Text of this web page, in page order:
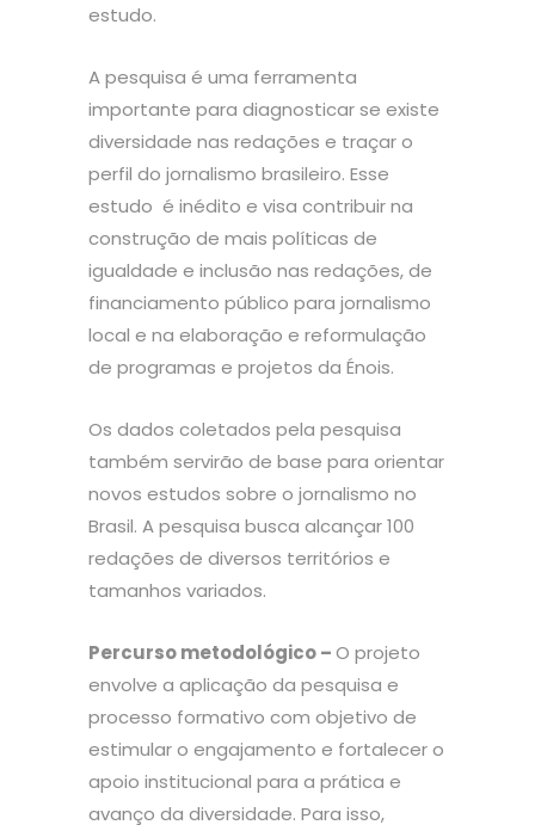
estudo.
A pesquisa é uma ferramenta
importante para diagnosticar se existe
diversidade nas redações e traçar o
perfil do jornalismo brasileiro. Esse
estudo é inédito e visa contribuir na
construção de mais políticas de
igualdade e inclusão nas redações, de
financiamento público para jornalismo
local e na elaboração e reformulação
de programas e projetos da Énois.
Os dados coletados pela pesquisa
também servirão de base para orientar
novos estudos sobre o jornalismo no
Brasil. A pesquisa busca alcançar 100
redações de diversos territórios e
tamanhos variados.
Percurso metodológico –O projeto
envolve a aplicação da pesquisa e
processo formativo com objetivo de
estimular o engajamento e fortalecer o
apoio institucional para a prática e
avanço da diversidade. Para isso,